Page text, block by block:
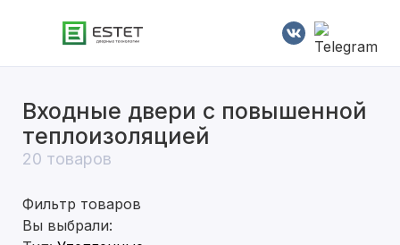
Входные двери с повышенной
теплоизоляцией
20 товаров
Фильтр товаров
Вы выбрали:
В квартиру
В частный дом
С терморазрывом